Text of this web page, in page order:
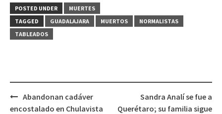
(Se
abre
en
una
ventana
nueva)
(Se
abre
en
una
nueva)
POSTED UNDER
MUERTES
TAGGED
GUADALAJARA MUERTOS
NORMALISTAS
TABLEADOS
Post
navigation
Abandonan cadáver
encostalado en Chulavista
Sandra Analí se fue a
Querétaro; su familia sigue